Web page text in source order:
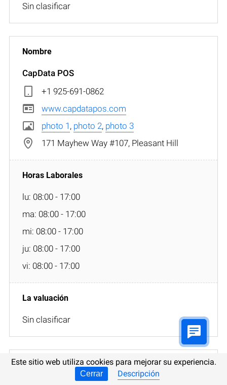
Sin clasificar
CapData POS
+1 925-691-0862
www.capdatapos.com
photo 1 , photo 2, photo 3
171 Mayhew Way #107, Pleasant Hill
lu: 08:00 - 17:00
ma: 08:00 - 17:00
mi: 08:00 - 17:00
ju: 08:00 - 17:00
vi: 08:00 - 17:00
Sin clasificar
Este sitio web utiliza cookies para mejorar su experiencia.
Cerrar Descripción